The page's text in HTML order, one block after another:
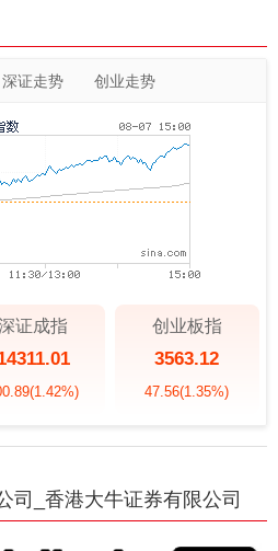
深证走势 创业走势
证成指
(1.42%)
创业板指
3563.12
47.56(1.35%)
司_香港大牛证券有限公司